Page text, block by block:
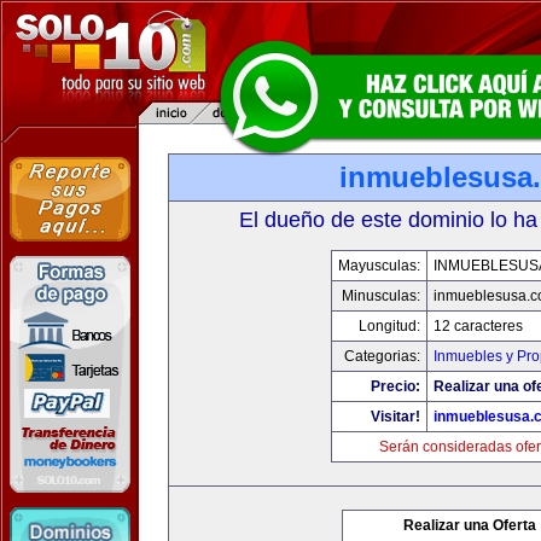
El dueño de este dominio lo
Mayusculas:
Minusculas:
Longitud:
12 caracteres
Categorias:
Inmuebles y
Precio:
Realizar una
Visitar!
Serán consideradas
Realizar una Oferta